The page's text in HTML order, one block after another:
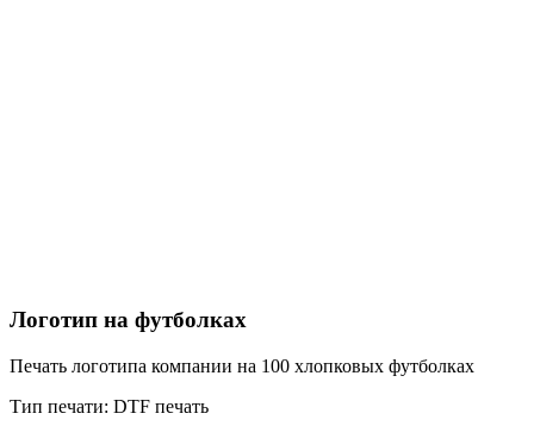
Логотип на футболках
Печать логотипа компании на 100 хлопковых футболках
Тип печати: DTF печать